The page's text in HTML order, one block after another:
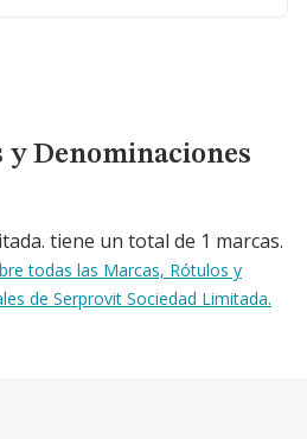
Comerciales
y Denominaciones
tiene un total de 1 marcas.
todas las Marcas, Rótulos y
de Serprovit Sociedad Limitada.